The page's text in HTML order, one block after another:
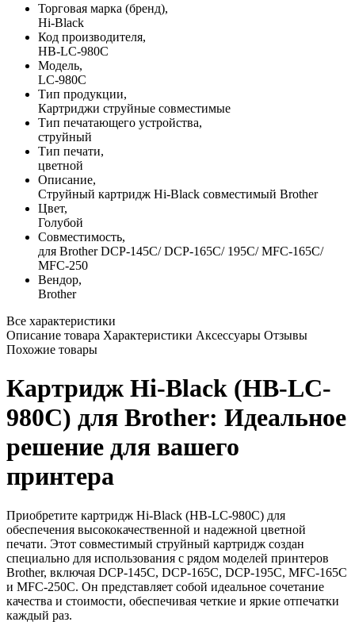
Торговая марка (бренд),
Hi-Black
Код производителя,
HB-LC-980C
Модель,
LC-980C
Тип продукции,
Картриджи струйные совместимые
Тип печатающего устройства,
струйный
Тип печати,
цветной
Описание,
Струйный картридж Hi-Black совместимый Brother
Цвет,
Голубой
Совместимость,
для Brother DCP-145C/ DCP-165С/ 195C/ MFC-165C/
MFC-250
Вендор,
Brother
Все характеристики
Описание товара Характеристики Аксессуары Отзывы
Похожие товары
Картридж Hi-Black (HB-LC-
980C) для Brother: Идеальное
решение для вашего
принтера
Приобретите картридж Hi-Black (HB-LC-980C) для
обеспечения высококачественной и надежной цветной
печати. Этот совместимый струйный картридж создан
специально для использования с рядом моделей принтеров
Brother, включая DCP-145C, DCP-165C, DCP-195C, MFC-165C
и MFC-250C. Он представляет собой идеальное сочетание
качества и стоимости, обеспечивая четкие и яркие отпечатки
каждый раз.